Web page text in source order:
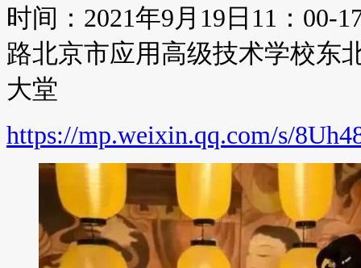
时间：2021年9月19日11：00-
路北京市应用高级技术学校东
大堂
https://mp.weixin.qq.com/s/